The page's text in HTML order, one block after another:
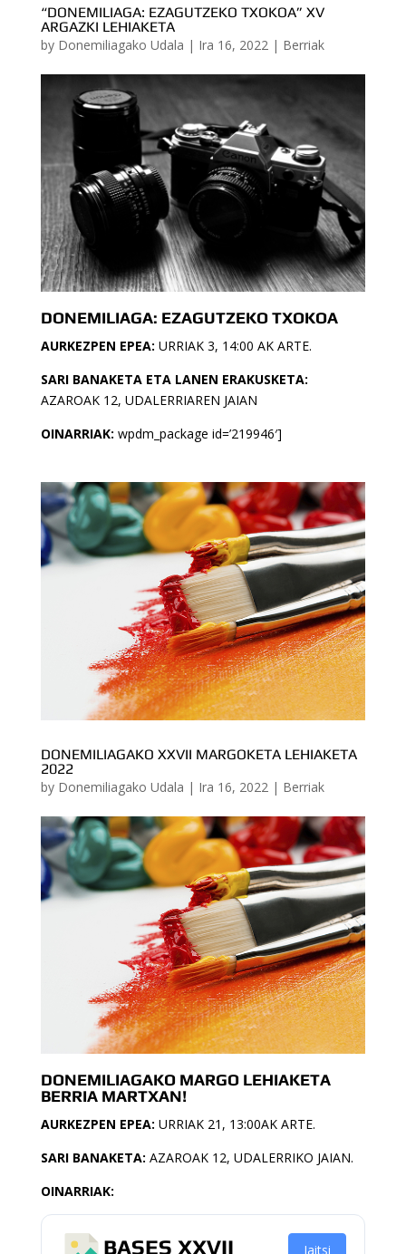
“DONEMILIAGA: EZAGUTZEKO TXOKOA” XV
ARGAZKI LEHIAKETA
by Donemiliagako Udala | Ira 16, 2022| Berriak
DONEMILIAGA: EZAGUTZEKO TXOKOA
AURKEZPEN EPEA: URRIAK 3, 14:00 AK ARTE.
SARI BANAKETA ETA LANEN ERAKUSKETA:
AZAROAK 12, UDALERRIAREN JAIAN
OINARRIAK: wpdm_package id=’219946′]
DONEMILIAGAKO XXVII MARGOKETA LEHIAKETA
2022
by Donemiliagako Udala | Ira 16, 2022 | Berriak
DONEMILIAGAKO MARGO LEHIAKETA
BERRIA MARTXAN!
AURKEZPEN EPEA: URRIAK 21, 13:00AK ARTE.
SARI BANAKETA: AZAROAK 12, UDALERRIKO JAIAN.
OINARRIAK:
BASES XXVII Jaitsi